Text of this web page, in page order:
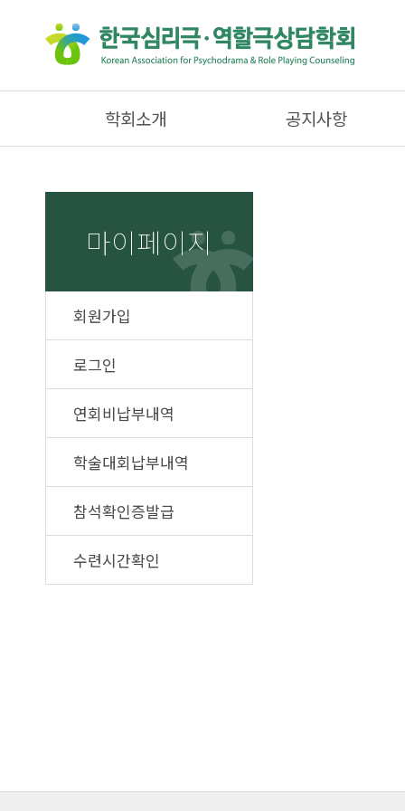
학회소개 공지사항
마이페이지
회원가입
로그인
연회비납부내역
학술대회납부내역
참석확인증발급
수련시간확인